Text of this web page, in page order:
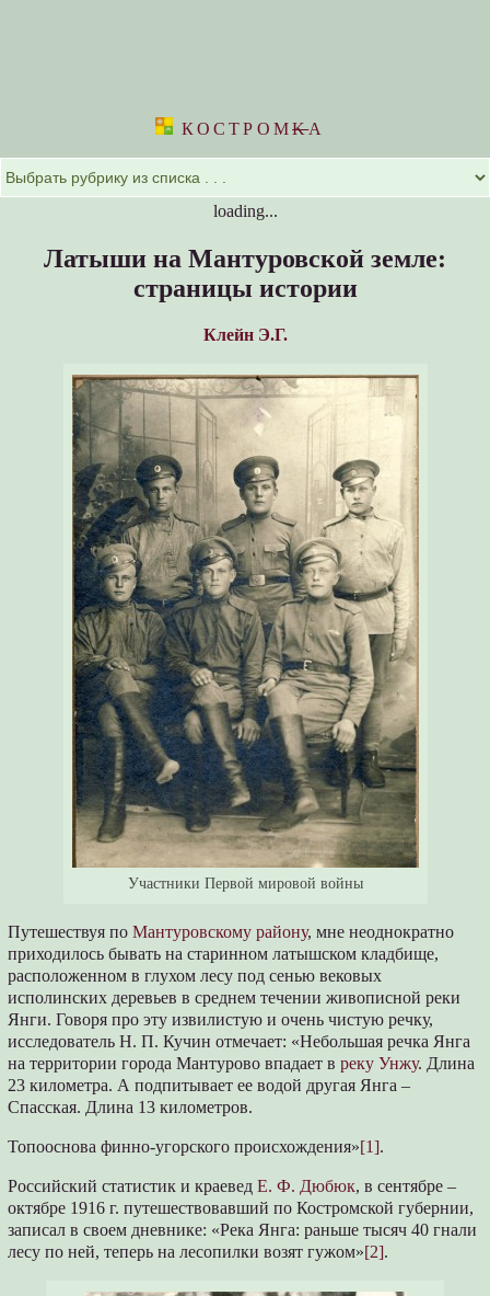
КОСТРОМKА
loading...
Латыши на Мантуровской земле:
страницы истории
Клейн Э.Г.
Участники Первой мировой войны
Путешествуя поМантуровскому району, мне неоднократно
приходилось бывать на старинном латышском кладбище,
расположенном в глухом лесу под сенью вековых
исполинских деревьев в среднем течении живописной реки
Янги. Говоря про эту извилистую и очень чистую речку,
исследователь Н. П. Кучин отмечает: «Небольшая речка Янга
на территории города Мантурово впадает вреку Унжу. Длина
23 километра. А подпитывает ее водой другая Янга –
Спасская. Длина 13 километров.
Топооснова финно-угорского происхождения»[1].
Российский статистик и краеведЕ. Ф. Дюбюк, в сентябре –
октябре 1916 г. путешествовавший по Костромской губернии,
записал в своем дневнике: «Река Янга: раньше тысяч 40 гнали
лесу по ней, теперь на лесопилки возят гужом»[2].